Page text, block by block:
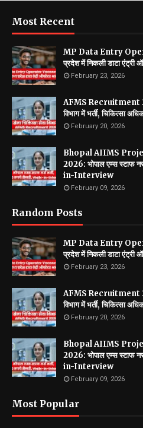
Most Recent
MP Data Entry
प्रदेश में निकली डाटा एंट्री
February 23, 2026
AFMS Recruitment
विभाग में भर्ती, चिकित्सा
February 20, 2026
Bhopal AIIMS
2026: भोपाल एम्स स्टाफ
in-Interview
February 09, 2026
Random Posts
MP Data Entry
प्रदेश में निकली डाटा एंट्री
February 23, 2026
AFMS Recruitment
विभाग में भर्ती, चिकित्सा
February 20, 2026
Bhopal AIIMS
2026: भोपाल एम्स स्टाफ
in-Interview
February 09, 2026
Most Popular